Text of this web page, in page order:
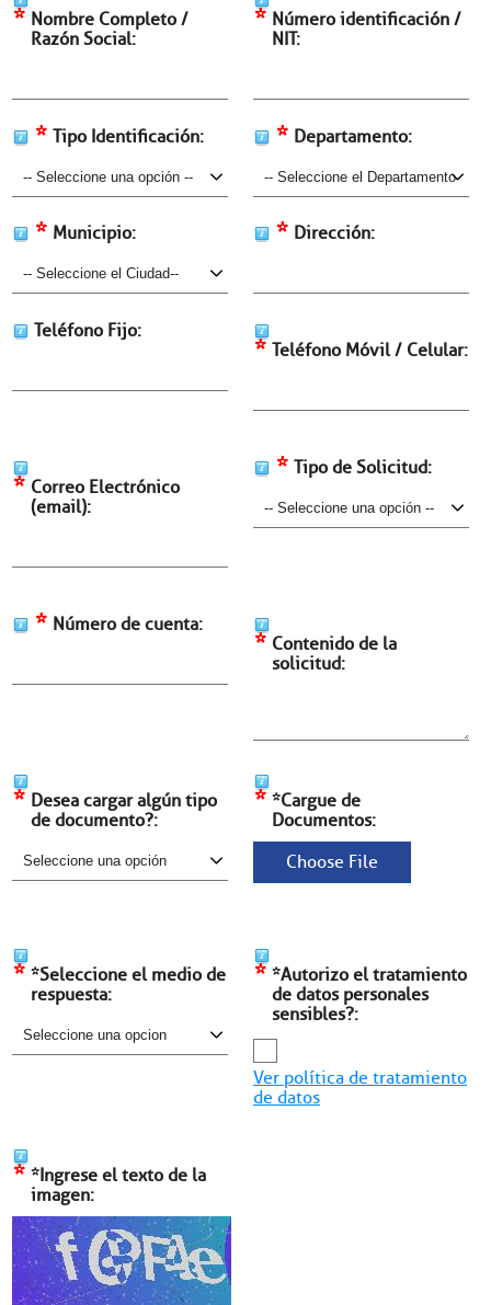
Nombre Completo /
Razón Social:
*
Número identificación /
NIT:
*
Tipo Identificación:
* Departamento:
*
Municipio:
* Dirección:
*
Teléfono Fijo:
Teléfono Móvil / Celular:
*
Correo Electrónico
(email):
*
Tipo de Solicitud:
*
Número de cuenta:
*
Contenido de la
solicitud:
*
Desea cargar algún tipo
de documento?:
*
*Cargue de
Documentos:
*
Choose File
*Seleccione el medio de
respuesta:
*
*Autorizo el tratamiento
de datos personales
sensibles?:
*
Ver política de tratamiento
de datos
*Ingrese el texto de la
imagen:
*